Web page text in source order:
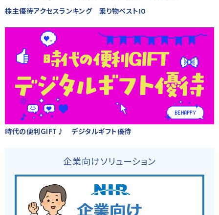
株主優待アクセスランキング 乗り物ベスト10
時代の便利GIFT♪ デジタルギフト優待
企業向けソリューション